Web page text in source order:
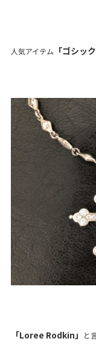
人気アイテム 「ゴシッ
「Loree Rodkin」 と